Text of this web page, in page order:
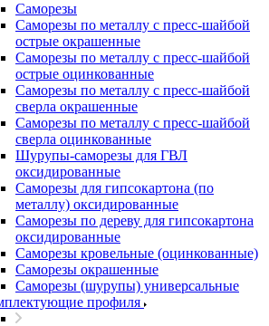
Саморезы
Саморезы по металлу с пресс-шайбой
острые окрашенные
Саморезы по металлу с пресс-шайбой
острые оцинкованные
Саморезы по металлу с пресс-шайбой
сверла окрашенные
Саморезы по металлу с пресс-шайбой
сверла оцинкованные
Шурупы-саморезы для ГВЛ
оксидированные
Саморезы для гипсокартона (по
металлу) оксидированные
Саморезы по дереву для гипсокартона
оксидированные
Саморезы кровельные (оцинкованные)
Саморезы окрашенные
Саморезы (шурупы) универсальные
профиля